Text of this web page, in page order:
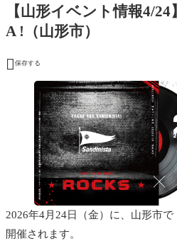
【山形イベント情報4/
A !（山形市）
 保存する
2026年4月24日（金）に、山形市
開催されます。